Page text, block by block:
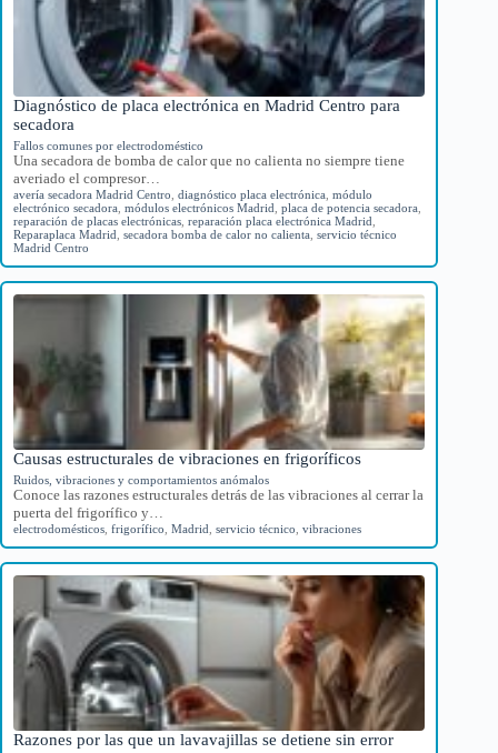
Diagnóstico de placa electrónica en Madrid Centro para
secadora
Fallos comunes por electrodoméstico
Una secadora de bomba de calor que no calienta no siempre tiene
averiado el compresor…
avería secadora Madrid Centro diagnóstico placa electrónica módulo
electrónico secadora módulos electrónicos Madrid placa de potencia secadora
reparación de placas electrónicas reparación placa electrónica Madrid
Reparaplaca Madrid
secadora bomba de calor no calienta servicio técnico
Madrid Centro
Causas estructurales de vibraciones en frigoríficos
Ruidos, vibraciones y comportamientos anómalos
Conoce las razones estructurales detrás de las vibraciones al cerrar la
puerta del frigorífico y…
electrodomésticos frigorífico Madrid servicio técnico vibraciones
Razones por las que un lavavajillas se detiene sin error